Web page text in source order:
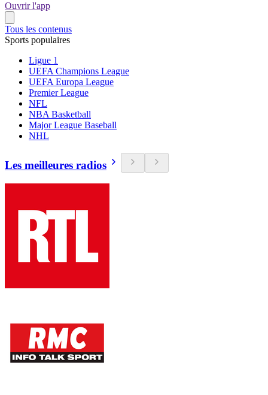
Ouvrir l'app
Tous les contenus
Sports populaires
Ligue 1
UEFA Champions League
UEFA Europa League
Premier League
NFL
NBA Basketball
Major League Baseball
NHL
Les meilleures radios